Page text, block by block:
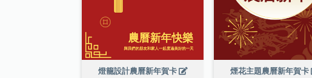
燈籠設計農曆新年賀卡 煙花主題農曆新年賀卡